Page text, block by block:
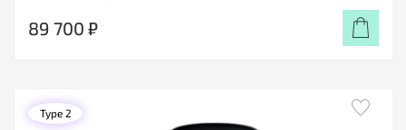
89 700 ₽
Type 2